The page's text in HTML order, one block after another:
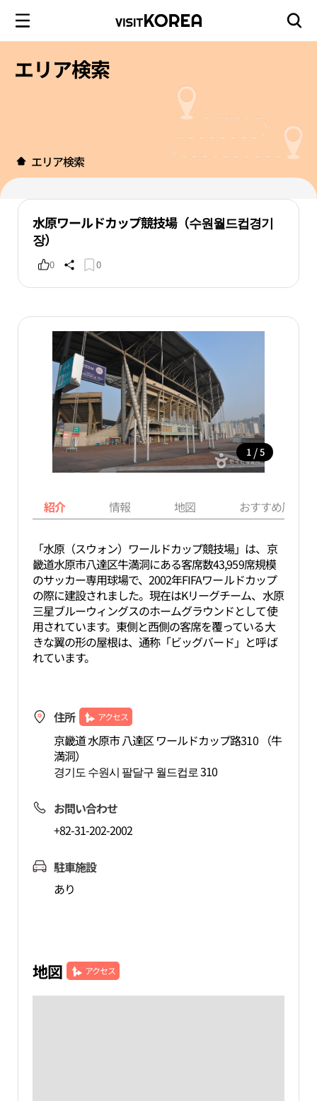
エリア検索
エリア検索
水原ワールドカップ競技場（수원월드컵경기
장）
0 0
1 / 5
紹介 情報 地図 おすすめ周辺
「水原（スウォン）ワールドカップ競技場」は、京
畿道水原市八達区牛満洞にある客席数43,959席規模
のサッカー専用球場で、2002年FIFAワールドカップ
の際に建設されました。現在はKリーグチーム、水原
三星ブルーウィングスのホームグラウンドとして使
用されています。東側と西側の客席を覆っている大
きな翼の形の屋根は、通称「ビッグバード」と呼ば
れています。
住所 アクセス
京畿道 水原市 八達区 ワールドカップ路310 （牛
満洞）
경기도 수원시 팔달구 월드컵로 310
お問い合わせ
+82-31-202-2002
駐車施設
あり
地図 アクセス